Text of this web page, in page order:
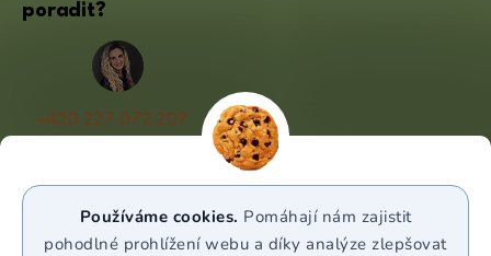
Používáme cookies. Pomáhají nám zajistit
pohodlné prohlížení webu a díky analýze zlepšovat
poradit?
+420 227 072 207
(Po - Pá 9:00 - 17:00)
WhatsApp